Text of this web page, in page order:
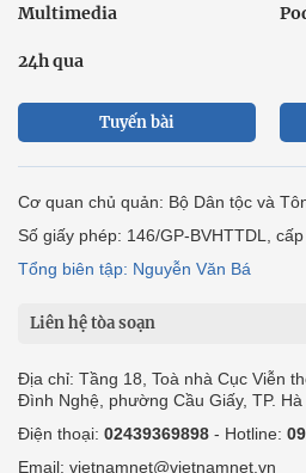
Multimedia
24h qua
Tuyến bài
Cơ quan chủ quản: Bộ Dân tộc và
Số giấy phép: 146/GP-BVHTTDL,
Tổng biên tập: Nguyễn Văn Bá
Liên hệ tòa soạn
Địa chỉ: Tầng 18, Toà nhà Cục Viễn
Đình Nghệ, phường Cầu Giấy, TP. Hà
Điện thoại: 02439369898 - Hotline:
Email: vietnamnet@vietnamnet.vn